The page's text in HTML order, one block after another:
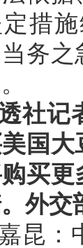
措
务之
社记
国
购买
外交
昆：